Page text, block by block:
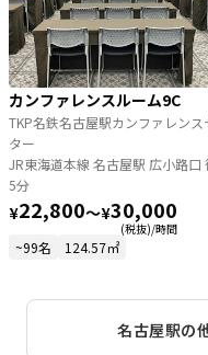
カンファレンスルーム9C
TKP名鉄名古屋駅カンファレンス
ター
JR東海道本線 名古屋駅 広小路口
5分
¥22,800〜¥30,000
(税抜)/時間
~99名 124.57㎡
名古屋駅の